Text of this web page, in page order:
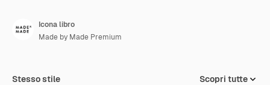
Icona libro
Made by Made Premium
Stesso stile Scopri tutte